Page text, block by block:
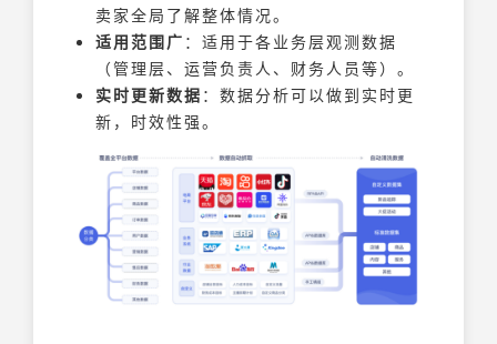
卖家全局了解整体情况。
适用范围广 ：适用于各业务层观测数据
（管理层、运营负责人、财务人员等）。
实时更新数据 ：数据分析可以做到实时更
新，时效性强。